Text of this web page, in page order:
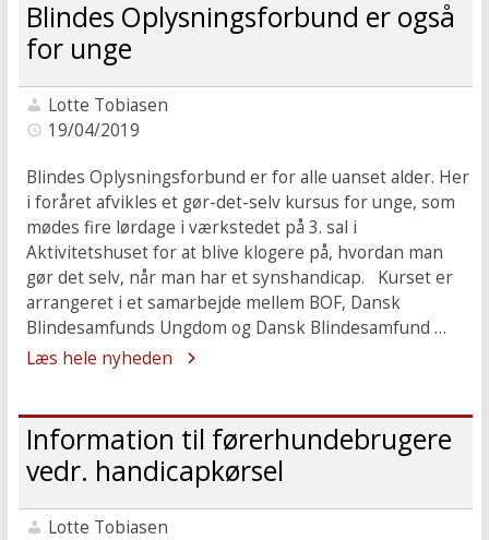
Blindes Oplysningsforbund er også
for unge
Lotte Tobiasen
19/04/2019
Blindes Oplysningsforbund er for alle uanset alder. Her
i foråret afvikles et gør-det-selv kursus for unge, som
mødes fire lørdage i værkstedet på 3. sal i
Aktivitetshuset for at blive klogere på, hvordan man
gør det selv, når man har et synshandicap. Kurset er
arrangeret i et samarbejde mellem BOF, Dansk
Blindesamfunds Ungdom og Dansk Blindesamfund …
Læs hele nyheden
Information til førerhundebrugere
vedr. handicapkørsel
Lotte Tobiasen